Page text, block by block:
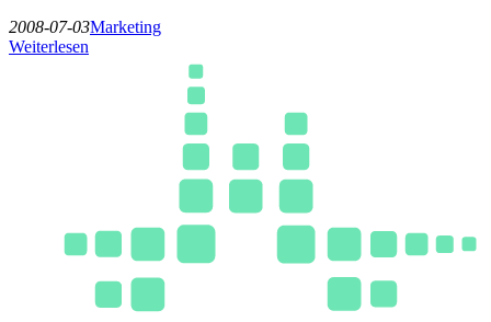
2008-07-03Marketing
Weiterlesen